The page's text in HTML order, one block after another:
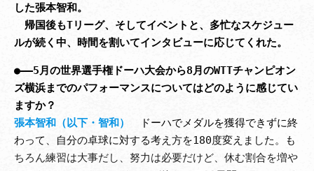
した張本智和。
帰国後もTリーグ、そしてイベントと、多忙なスケジュー
ルが続く中、時間を割いてインタビューに応じてくれた。
●――5月の世界選手権ドーハ大会から8月のWTTチャンピオン
ズ横浜までのパフォーマンスについてはどのように感じてい
ますか？
張本智和（以下・智和）
ドーハでメダルを獲得できずに終
わって、自分の卓球に対する考え方を180度変えました。も
ちろん練習は大事だし、努力は必要だけど、休む割合を増や